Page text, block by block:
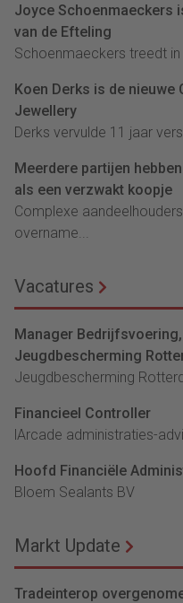
Joyce Schoenmaeckers
van de Efteling
Schoenmaeckers treedt in
Koen Derks is de nieuwe
Jewellery
Derks vervulde 11 jaar
Meerdere partijen
als een verzwakt koopje
Complexe
overname...
Vacatures
Manager
Jeugdbescherming
Jeugdbescherming
Financieel Controller
lArcade administraties-
Hoofd Financiële
Bloem Sealants BV
Markt Update
Tradeinterop